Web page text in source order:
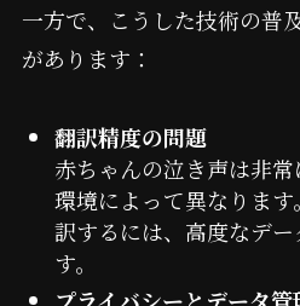
一方で、こうした技術の普
があります：
翻訳精度の問題
赤ちゃんの泣き声は非
環境によって異なりま
訳するには、高度なデ
す。
プライバシーとデータ管